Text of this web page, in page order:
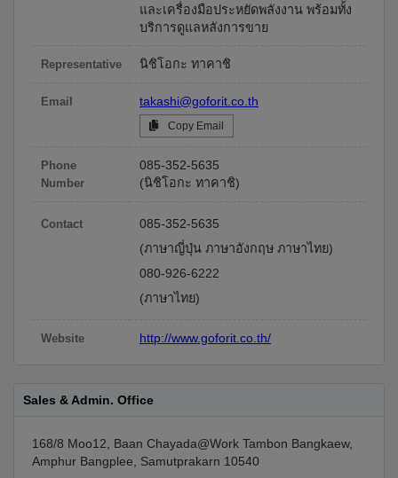
และเครื่องมือประหยัดพลังงาน พร้อมทั้ง
บริการดูแลหลังการขาย
Representative นิชิโอกะ ทาคาชิ
Email takashi@goforit.co.th
Copy Email
Phone
Number
085-352-5635
(นิชิโอกะ ทาคาชิ)
Contact
085-352-5635
(ภาษาญี่ปุ่น ภาษาอังกฤษ ภาษาไทย)
080-926-6222
(ภาษาไทย)
Website http://www.goforit.co.th/
Sales & Admin. Office
168/8 Moo12, Baan Chayada@Work Tambon Bangkaew,
Amphur Bangplee, Samutprakarn 10540